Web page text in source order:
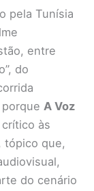
pela Tunísia
entre
do
A Voz
às
tópico que,
do cenário